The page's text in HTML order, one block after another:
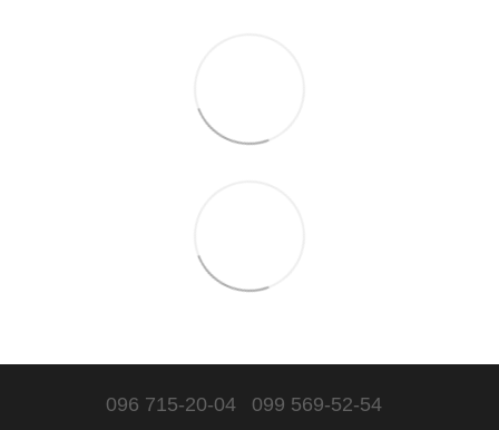
096 715-20-04 099 569-52-54